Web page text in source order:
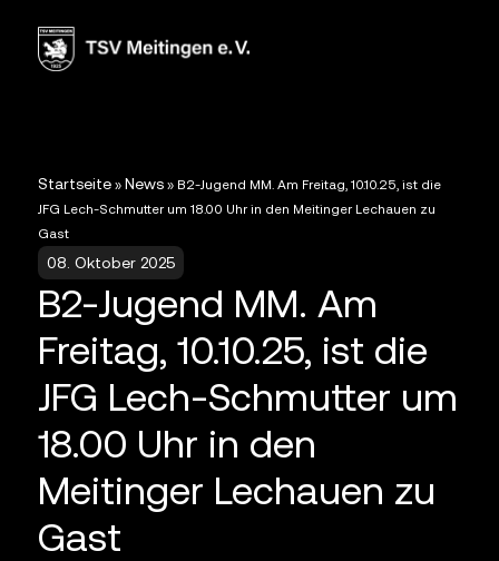
Startseite» News» B2-Jugend MM. Am Freitag, 10.10.25, ist die
JFG Lech-Schmutter um 18.00 Uhr in den Meitinger Lechauen zu
Gast
08. Oktober 2025
B2-Jugend MM. Am
Freitag, 10.10.25, ist die
JFG Lech-Schmutter um
18.00 Uhr in den
Meitinger Lechauen zu
Gast